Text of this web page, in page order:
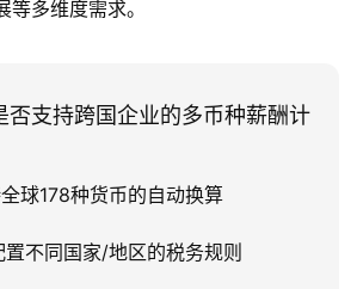
多维度需求。
否支持跨国企业的多币种薪酬计
球178种货币的自动换算
置不同国家/地区的税务规则